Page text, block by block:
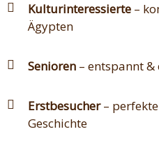
Kulturinteressierte –
Ägypten
Senioren – entspannt &
Erstbesucher–
Geschichte